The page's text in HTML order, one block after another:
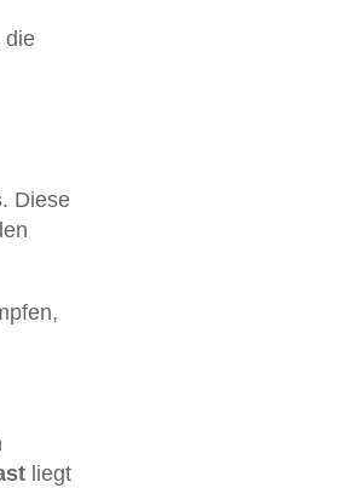
die
. Diese
liegt